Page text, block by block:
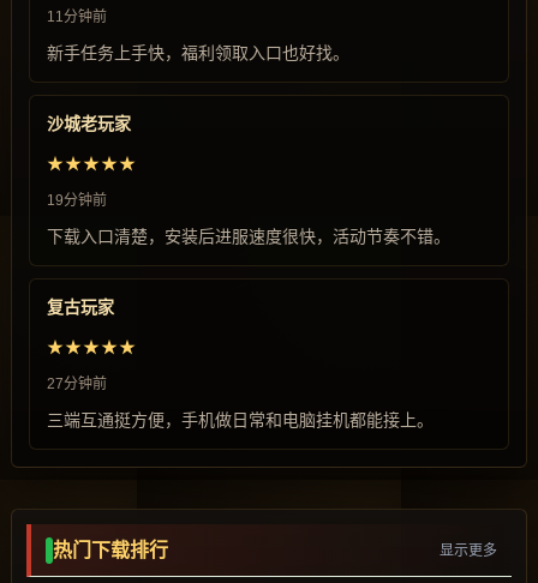
11分钟前
新手任务上手快，福利领取入口也好找。
沙城老玩家
★★★★★
19分钟前
下载入口清楚，安装后进服速度很快，活动节奏不错。
复古玩家
★★★★★
27分钟前
三端互通挺方便，手机做日常和电脑挂机都能接上。
热门下载排行 显示更多